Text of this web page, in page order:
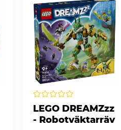
LEGO DREAMZzz
- Robotväktarräv